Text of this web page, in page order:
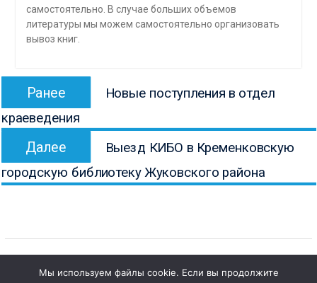
самостоятельно. В случае больших объемов
литературы мы можем самостоятельно организовать
вывоз книг.
Навигация
записям
Ранее
запись:
Новые поступления в отдел
краеведения
Далее
запись:
Выезд КИБО в Кременковскую
городскую библиотеку Жуковского района
Мы используем файлы cookie. Если вы продолжите